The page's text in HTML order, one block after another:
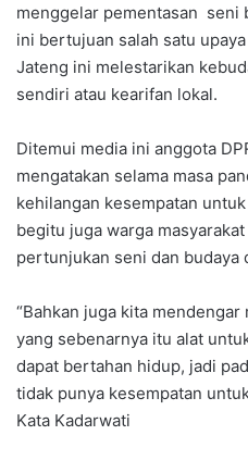
menggelar pementasan seni
ini bertujuan salah satu
Jateng ini melestarikan
sendiri atau kearifan lokal.
Ditemui media ini anggota
mengatakan selama masa
kehilangan kesempatan
begitu juga warga
pertunjukan seni dan budaya
“Bahkan juga kita
yang sebenarnya itu alat
dapat bertahan hidup, jadi
tidak punya kesempatan
Kata Kadarwati